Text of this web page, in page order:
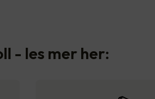
- les mer her: